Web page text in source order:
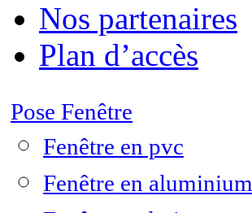
Nos partenaires
Plan d’accès
Pose Fenêtre
Fenêtre en pvc
Fenêtre en aluminium